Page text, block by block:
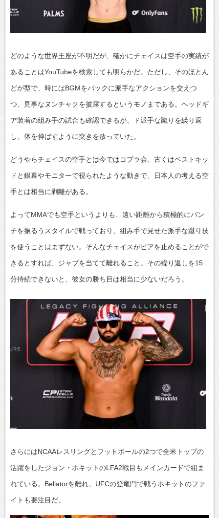
どのような世界王座が不明だが、確かにチェイスは空手の実績が
あることはYouTubeを検索しても明らかだ。ただし、そのほとん
どが型で、時にはBGMをバックに派手なアクションを交えつ
つ、見事なヌンチャクを披露するというモノまである。ヘッドギ
ア装着の組み手の試合も確認できるが、ド派手な蹴りを繰り返
し、体を伸ばすように突きを放っていた。
どうやらチェイスの空手とは今ではコブラ会、古くはベストキッ
ドと銀幕やモニターで視られたような動きで、日本人の考える空
手とは相当に剥離がある。
よってMMAでも空手というよりも、遠い距離から積極的にパン
チを振るうスタイルで戦っており、組み手で見せた派手な蹴り技
を使うことはまずない。そんなチェイスがビアを止めることがで
きるとすれば、ジャブを当てて離れること。その繰り返しを15
分持続できないと、彼女の勝ち目は相当に少ないだろう。
さらにはNCAAレスリングとフットボールの2つで全米トップの
活躍をしたジョン・ホキットのLFA2戦目もメインカードで組ま
れている。Bellatorを離れ、UFCの登竜門で戦うホキットのファ
イトも要注目だ。